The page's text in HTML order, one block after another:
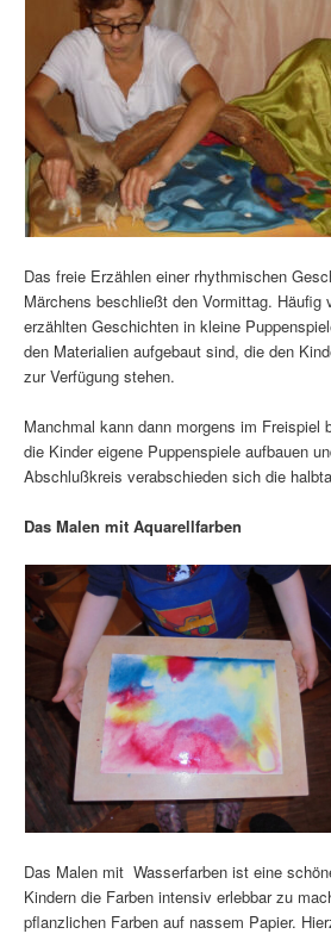
Das freie Erzählen einer rhythmischen
Märchens beschließt den Vormittag. Häufig
erzählten Geschichten in kleine
den Materialien aufgebaut sind, die den
zur Verfügung stehen.
Manchmal kann dann morgens im Freispiel
die Kinder eigene Puppenspiele aufbauen
Abschlußkreis verabschieden sich die
Das Malen mit Aquarellfarben
Das Malen mit Wasserfarben ist eine
Kindern die Farben intensiv erlebbar zu
pflanzlichen Farben auf nassem Papier.